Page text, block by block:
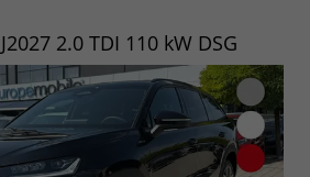
2.0 TDI 110 kW DSG